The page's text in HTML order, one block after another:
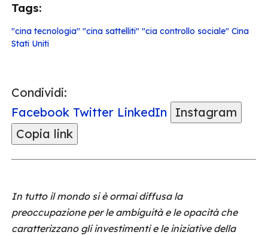
Tags:
"cina tecnologia" "cina sattelliti" "cia controllo sociale" Cina
Stati Uniti
Condividi:
Facebook Twitter LinkedIn
Instagram
Copia link
In tutto il mondo si è ormai diffusa la
preoccupazione per le ambiguità e le opacità che
caratterizzano gli investimenti e le iniziative della